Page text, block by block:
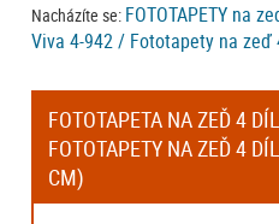
Nacházíte se: FOTOTAPETY na
Viva 4-942 / Fototapety na
FOTOTAPETA NA ZEĎ 4
FOTOTAPETY NA ZEĎ 4
CM)